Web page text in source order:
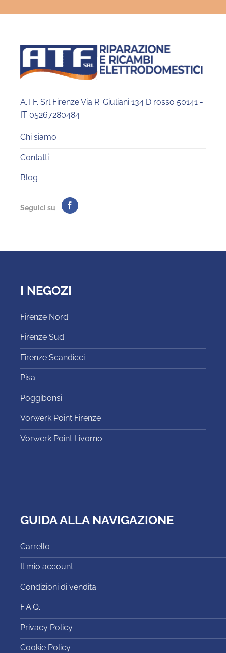
A.T.F. Srl Firenze Via R. Giuliani 134 D rosso 50141 -
IT 05267280484
Chi siamo
Contatti
Blog
Seguici su
I NEGOZI
Firenze Nord
Firenze Sud
Firenze Scandicci
Pisa
Poggibonsi
Vorwerk Point Firenze
Vorwerk Point Livorno
GUIDA ALLA NAVIGAZIONE
Carrello
Il mio account
Condizioni di vendita
F.A.Q.
Privacy Policy
Cookie Policy